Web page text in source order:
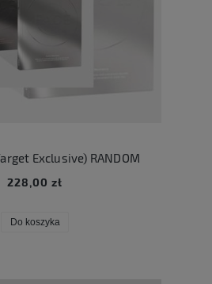
Exclusive) RANDOM
228,00 zł
Do koszyka